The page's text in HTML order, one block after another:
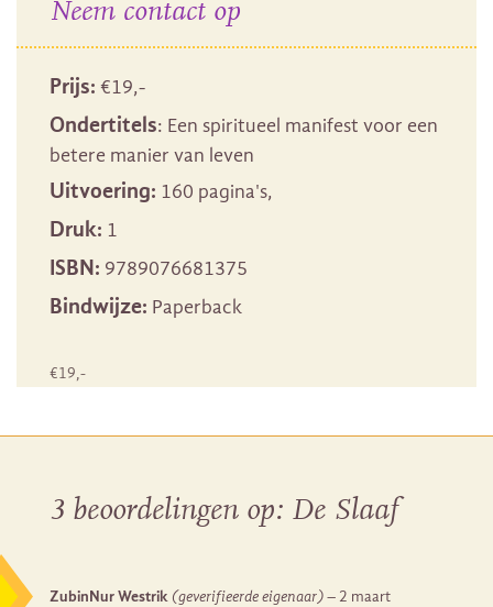
Neem contact op
Prijs: €19,-
Ondertitels: Een spiritueel manifest voor een
betere manier van leven
Uitvoering: 160 pagina's,
Druk: 1
ISBN: 9789076681375
Bindwijze: Paperback
€19,-
3 beoordelingen op: De Slaaf
ZubinNur Westrik (geverifieerde eigenaar)– 2 maart